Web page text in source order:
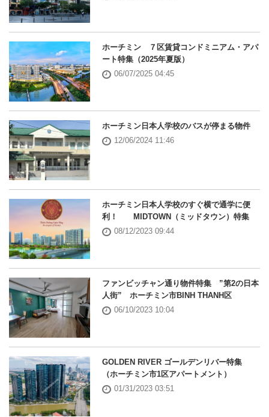
ホーチミン ７区賃貸コンドミニアム・アパ
ート特集（2025年夏版）
06/07/2025 04:45
ホーチミン日本人学校のバスが停まる物件
12/06/2024 11:46
ホーチミン日本人学校のすぐ横で通学に便
利！ MIDTOWN（ミッドタウン）特集
08/12/2023 09:44
ファンビッチャン通り物件特集 ”第2の日本
人街” ホーチミン市BINH THANH区
06/10/2023 10:04
GOLDEN RIVER ゴールデンリバー特集
（ホーチミン市1区アパートメント）
01/31/2023 03:51